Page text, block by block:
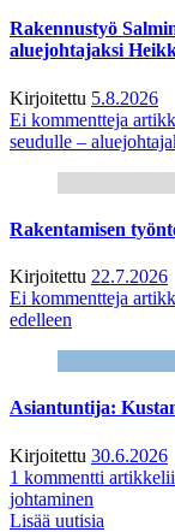
Rakennustyö
aluejohtajaksi
Kirjoitettu 5.8.2026
Ei kommentteja
seudulle –
Rakentamisen
Kirjoitettu 22.7.2026
Ei kommentteja
edelleen
Asiantuntija:
Kirjoitettu 30.6.2026
1 kommentti
johtaminen
Lisää uutisia